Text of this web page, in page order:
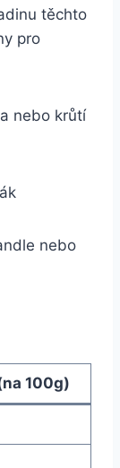
těchto
pro
nebo krůtí
nebo
100g)